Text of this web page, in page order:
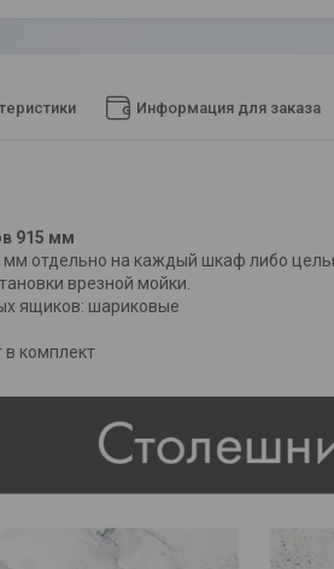
Информация для заказа
915 мм
отдельно на каждый шкаф либо
врезной мойки.
ящиков: шариковые
комплект